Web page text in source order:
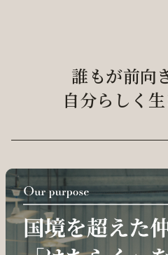
誰もが前向
自分らしく